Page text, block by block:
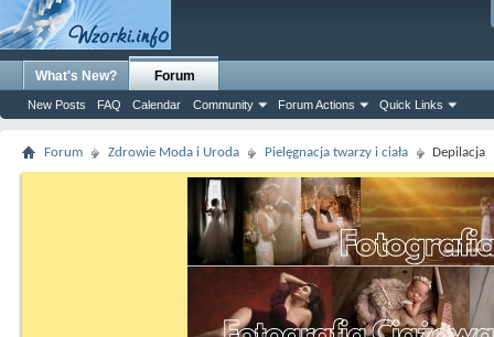
What's New? Forum
New Posts FAQ Calendar Community Forum Actions Quick Links
Forum Zdrowie Moda i Uroda Pielęgnacja twarzy i ciała Depilacja